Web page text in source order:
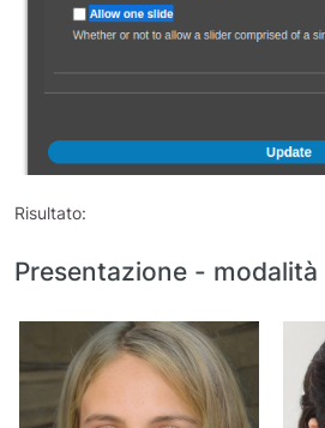
Risultato:
Presentazione - modalità
image